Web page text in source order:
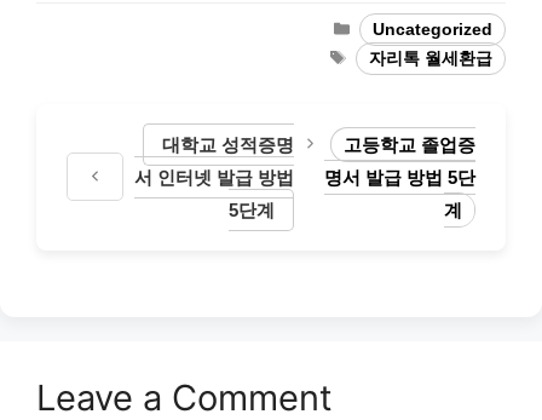
Categories
Uncategorized
Tags
자리톡 월세환급
대학교 성적증명
서 인터넷 발급 방법
5단계
고등학교 졸업증
명서 발급 방법 5단
계
Leave a Comment